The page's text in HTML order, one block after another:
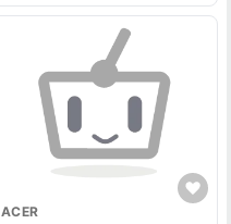
ACER